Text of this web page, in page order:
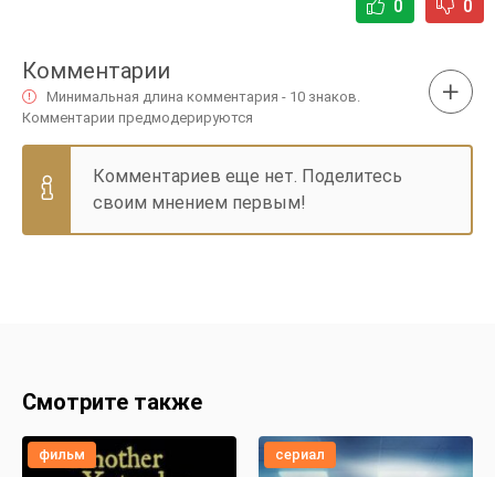
0 0
Комментарии
Минимальная длина комментария - 10 знаков.
Комментарии предмодерируются
Комментариев еще нет. Поделитесь
своим мнением первым!
Смотрите также
фильм сериал